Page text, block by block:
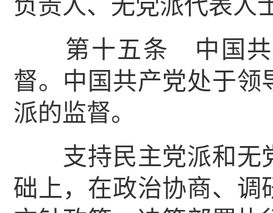
负责人、无党派代表人
第十五条 中国共
督。中国共产党处于
派的监督。
支持民主党派和无
础上，在政治协商、调